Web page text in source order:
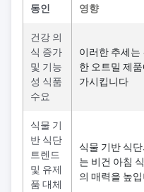
동인 영향
건강 의
식 증가
및 기능
성 식품
수요
이러한 추세는
한 오트밀 제
가시킵니다
식물 기
반 식단
트렌드
및 유제
품 대체
식물 기반 식
는 비건 아침
의 매력을 높